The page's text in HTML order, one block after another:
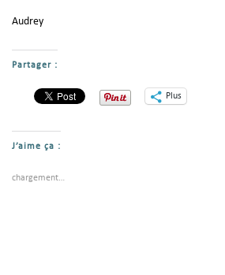
Audrey
Partager :
Plus
J’aime ça :
chargement…